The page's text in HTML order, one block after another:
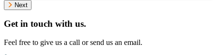
Next
Get in touch with us.
Feel free to give us a call or send us an email.